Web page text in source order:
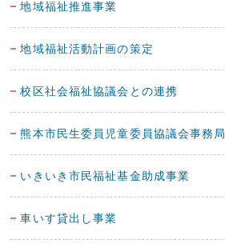
地域福祉推進事業
地域福祉活動計画の策定
校区社会福祉協議会との連携
熊本市民生委員児童委員協議会事務局
いきいき市民福祉基金助成事業
車いす貸出し事業